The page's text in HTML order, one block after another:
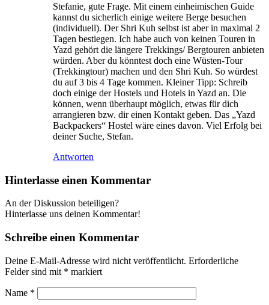
Stefanie, gute Frage. Mit einem einheimischen Guide
kannst du sicherlich einige weitere Berge besuchen
(individuell). Der Shri Kuh selbst ist aber in maximal 2
Tagen bestiegen. Ich habe auch von keinen Touren in
Yazd gehört die längere Trekkings/ Bergtouren anbieten
würden. Aber du könntest doch eine Wüsten-Tour
(Trekkingtour) machen und den Shri Kuh. So würdest
du auf 3 bis 4 Tage kommen. Kleiner Tipp: Schreib
doch einige der Hostels und Hotels in Yazd an. Die
können, wenn überhaupt möglich, etwas für dich
arrangieren bzw. dir einen Kontakt geben. Das „Yazd
Backpackers“ Hostel wäre eines davon. Viel Erfolg bei
deiner Suche, Stefan.
Antworten
Hinterlasse einen Kommentar
An der Diskussion beteiligen?
Hinterlasse uns deinen Kommentar!
Schreibe einen Kommentar
Deine E-Mail-Adresse wird nicht veröffentlicht. Erforderliche
Felder sind mit * markiert
Name *